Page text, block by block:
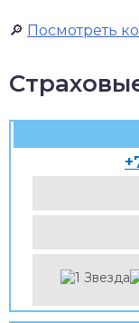
🔎 Посмотреть